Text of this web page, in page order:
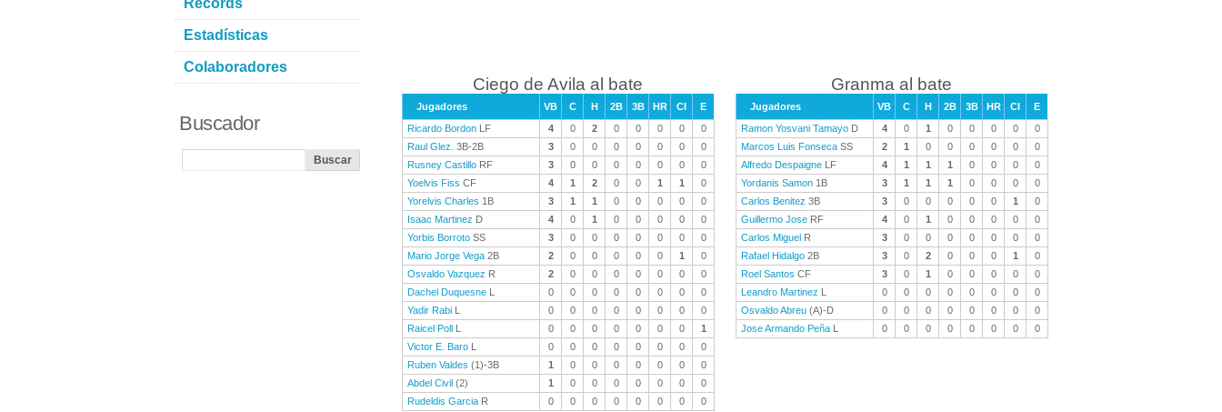
Ciego de Avila al bate
Jugadores VB C H 2B 3B HR CI
E
Ricardo Bordon LF 4 0 2 0 0 0 0
0
Raul Glez. 3B-2B 3 0 0 0 0 0 0
0
Rusney Castillo RF 3 0 0 0 0 0 0
0
Yoelvis Fiss CF 4 1 2 0 0 1 1
0
Yorelvis Charles 1B 3 1 1 0 0 0 0
0
Isaac Martinez D 4 0 1 0 0 0 0
0
Yorbis Borroto SS 3 0 0 0 0 0 0
0
Mario Jorge Vega 2B 2 0 0 0 0 0 1
0
Osvaldo Vazquez R 2 0 0 0 0 0 0
0
Dachel Duquesne L 0 0 0 0 0 0 0
0
Yadir Rabi L 0 0 0 0 0 0 0
0
Raicel Poll L 0 0 0 0 0 0 0
1
Victor E. Baro L 0 0 0 0 0 0 0
0
Ruben Valdes (1)-3B 1 0 0 0 0 0 0
0
Abdel Civil (2) 1 0 0 0 0 0 0
0
Rudeldis Garcia R 0 0 0 0 0 0 0 0
Granma al bate
Jugadores VB C H 2B 3B HR CI
E
Ramon Yosvani Tamayo D 4 0 1 0 0 0 0
0
Marcos Luis Fonseca SS 2 1 0 0 0 0 0
0
Alfredo Despaigne LF 4 1 1 1 0 0 0
0
Yordanis Samon 1B 3 1 1 1 0 0 0
0
Carlos Benitez 3B 3 0 0 0 0 0 1
0
Guillermo Jose RF 4 0 1 0 0 0 0
0
Carlos Miguel R 3 0 0 0 0 0 0
0
Rafael Hidalgo 2B 3 0 2 0 0 0 1
0
Roel Santos CF 3 0 1 0 0 0 0
0
Leandro Martinez L 0 0 0 0 0 0 0
0
Osvaldo Abreu (A)-D 0 0 0 0 0 0 0
0
Jose Armando Peña L 0 0 0 0 0 0 0 0
Records
Estadísticas
Colaboradores
Buscador